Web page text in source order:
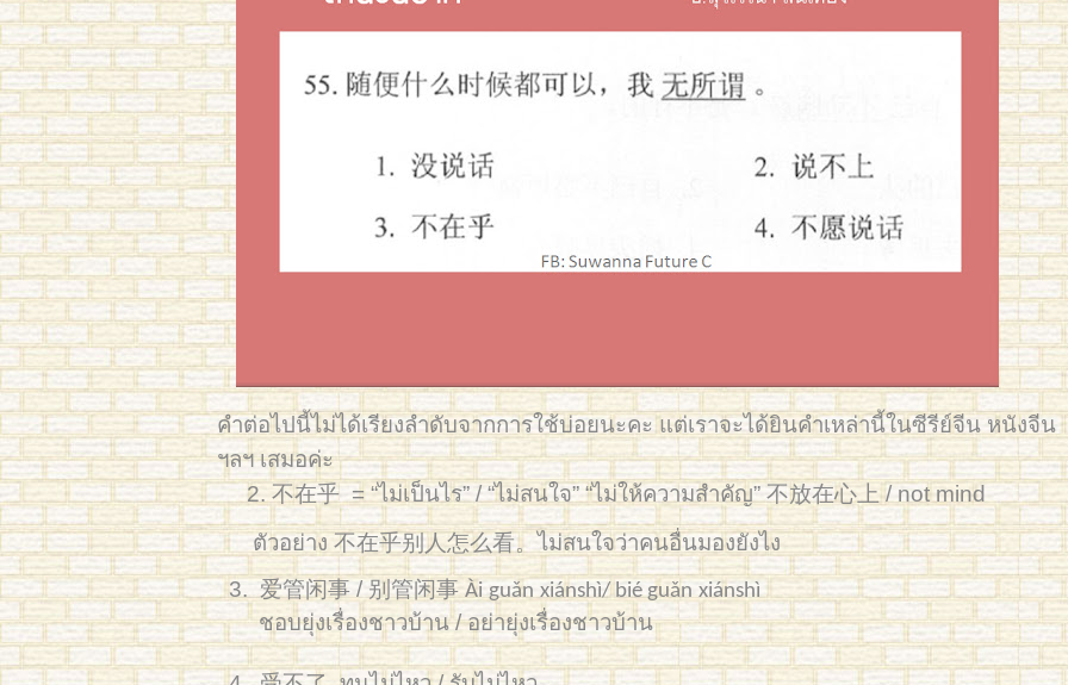
คำต่อไปนี้ไม่ได้เรียงลำดับจากการใช้บ่อยนะคะ แต่เราจะได้ยินคำเหล่านี้ในซีรีย์จีน หนังจีน
ฯลฯ เสมอค่ะ
2. 不在乎 = “ไม่เป็นไร” / “ไม่สนใจ” “ไม่ให้ความสำคัญ” 不放在心上 / not mind
ตัวอย่าง 不在乎别人怎么看。ไม่สนใจว่าคนอื่นมองยังไง
3. 爱管闲事 / 别管闲事 Ài guǎn xiánshì/ bié guǎn xiánshì
ชอบยุ่งเรื่องชาวบ้าน / อย่ายุ่งเรื่องชาวบ้าน